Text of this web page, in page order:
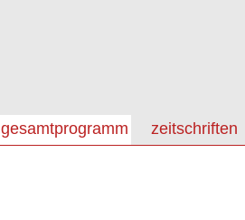
gesamtprogramm zeitschriften